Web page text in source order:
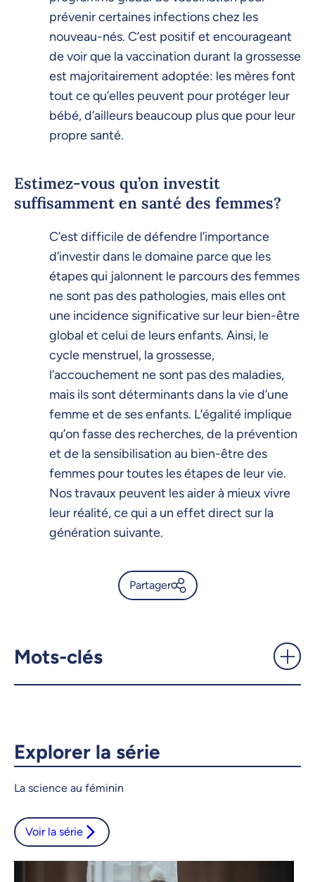
prévenir certaines infections chez les
nouveau-nés. C’est positif et encourageant
de voir que la vaccination durant la grossesse
est majoritairement adoptée: les mères font
tout ce qu’elles peuvent pour protéger leur
bébé, d’ailleurs beaucoup plus que pour leur
propre santé.
Estimez-vous qu’on investit
suffisamment en santé des femmes?
C’est difficile de défendre l’importance
d’investir dans le domaine parce que les
étapes qui jalonnent le parcours des femmes
ne sont pas des pathologies, mais elles ont
une incidence significative sur leur bien-être
global et celui de leurs enfants. Ainsi, le
cycle menstruel, la grossesse,
l’accouchement ne sont pas des maladies,
mais ils sont déterminants dans la vie d’une
femme et de ses enfants. L’égalité implique
qu’on fasse des recherches, de la prévention
et de la sensibilisation au bien-être des
femmes pour toutes les étapes de leur vie.
Nos travaux peuvent les aider à mieux vivre
leur réalité, ce qui a un effet direct sur la
génération suivante.
Partager
Mots-clés
Explorer la série
La science au féminin
Voir la série